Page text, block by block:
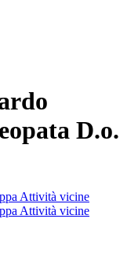
D.o.
Attività vicine
Attività vicine